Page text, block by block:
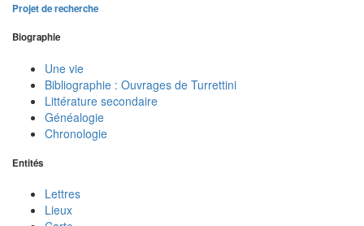
Projet de recherche
Biographie
Une vie
Bibliographie : Ouvrages de Turrettini
Littérature secondaire
Généalogie
Chronologie
Entités
Lettres
Lieux